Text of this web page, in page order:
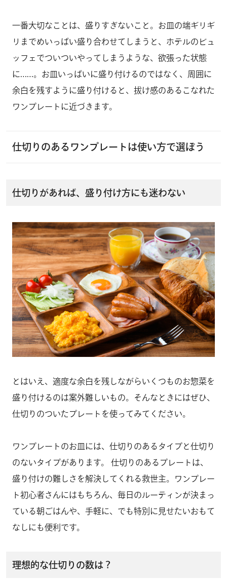
一番大切なことは、盛りすぎないこと。お皿の端ギリギ
リまでめいっぱい盛り合わせてしまうと、ホテルのビュ
ッフェでついついやってしまうような、欲張った状態
に……。お皿いっぱいに盛り付けるのではなく、周囲に
余白を残すように盛り付けると、拔け感のあるこなれた
ワンプレートに近づきます。
仕切りのあるワンプレートは使い方で選ぼう
仕切りがあれば、盛り付け方にも迷わない
とはいえ、適度な余白を残しながらいくつものお惣菜を
盛り付けるのは案外難しいもの。そんなときにはぜひ、
仕切りのついたプレートを使ってみてください。
ワンプレートのお皿には、仕切りのあるタイプと仕切り
のないタイプがあります。 仕切りのあるプレートは、
盛り付けの難しさを解決してくれる救世主。ワンプレー
ト初心者さんにはもちろん、毎日のルーティンが決まっ
ている朝ごはんや、手軽に、でも特別に見せたいおもて
なしにも便利です。
理想的な仕切りの数は？